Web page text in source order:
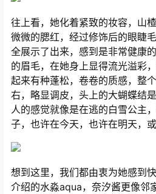
往上看，她化着紧致的妆容，山
微微的腮红，经过修饰后的眼睫
全展示了出来，感到是非常健康
的眉毛，在她身上显得流光溢彩
起来有种蓬松，卷卷的质感，整
右，略显调皮，头上的大蝴蝶结
人的感觉就像是在逃的白雪公主
子，也许在今天，也许在明天，或
想到这里，我们都由衷为她感到
介绍的水淼aqua，奈汐酱更像邻